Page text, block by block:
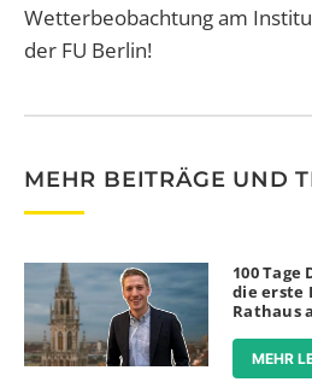
Wetterbeobachtung am
der FU Berlin!
MEHR BEITRÄGE UND
100
die erste
Rathaus
MEHR